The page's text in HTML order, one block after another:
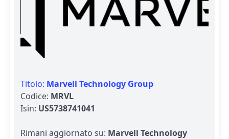
Titolo: Marvell Technology Group
Codice: MRVL
Isin: US5738741041
Rimani aggiornato su: Marvell Technology